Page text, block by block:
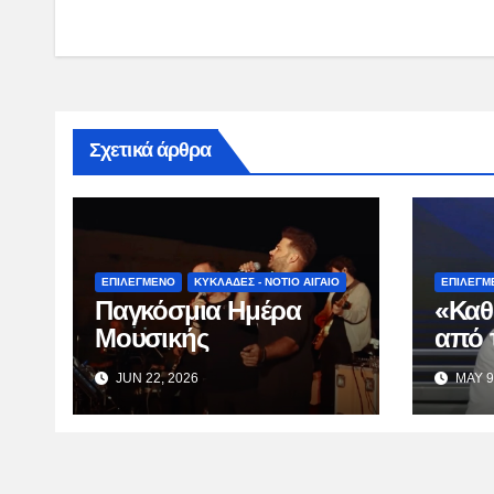
Σχετικά άρθρα
ΕΠΙΛΕΓΜΕΝΟ ΚΥΚΛΑΔΕΣ - ΝΟΤΙΟ ΑΙΓΑΙΟ
Παγκόσμια Ημέρα
Μουσικής
JUN 22, 2026
από
TVMAY